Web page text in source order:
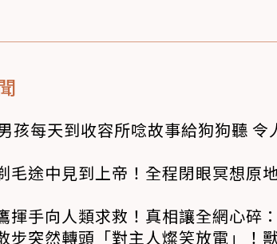
孩每天到收容所唸故事給狗狗聽
毛途中見到上帝！全程閉眼冥想原
揮手向人類求救！真相讓全網心碎
步突然轉頭「對主人燦笑放電」！